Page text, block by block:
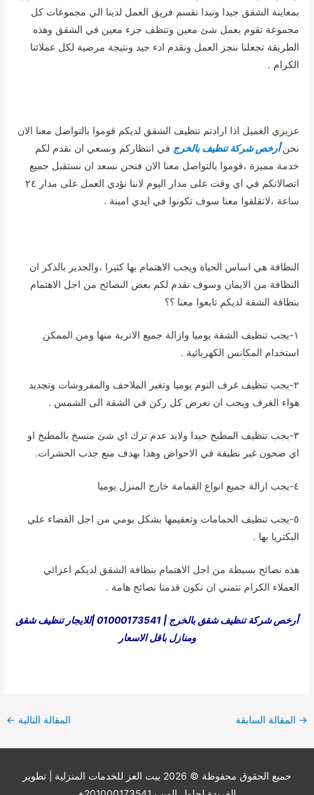
بمعاينة الشقق جيدا ونبدا نقسم فريق العمل لدينا الي مجموعات كل
مجموعة تقوم بعمل شئ معين وتنظف جزء معين في الشقق وهذه
الطريقة تجعلنا ننجز العمل ونقدم ادء جيد ونتيجة مرضية لكل عملائنا
الكرام .
عزيزي الغميل اذا ارادتم تنظيف الشقق لديكم قوموا بالتواصل معنا الان
نحنأرخص شركة تنظيف بالخرج في انتظاركم ونسعي ان نقدم لكم
خدمة مميزة ،قوموا بالتواصل معنا الان فنحن نسعد ان نستقبل جميع
اتصالاتكم في اي وقت على مدار اليوم لاننا نؤدي العمل على مدار ٢٤
ساعة ،لاتقلقوا معنا سوف تكونوا في ايدي امينة .
النظافة هي اساس الحياة ويجب الاهتمام بها كثيرا ،والجدير بالذكر ان
النظافة من الايمان وسوف نقدم لكم بعض النصائح من اجل الاهتمام
بنظافة الشقة لديكم تابعوا معنا ؟؟
١-يجب تنظيف الشقة يوميا وازالة جميع الاتربة منها ومن الممكن
استخدام المكانس الكهربائية .
٢-يجب تنظيف غرف النوم يوميا وتغير الملاحف والمفروشات وتجديد
هواء الغرف ويجب ان نعرض كل ركن في الشقة الى الشمس .
٣-يجب تنظيف المطبخ جيدا ولابد عدم ترك اي شئ متسخ بالمطبخ او
اي صحون غير نظيفة في الاحواض وهذا بهدف منع جذب الحشرات.
٤-يجب ازالة جميع انواع القمامة خارج المنزل يوميا
٥-يجب تنظيف الحمامات وتعقيمها بشكل يومي من اجل القضاء علي
البكتريا بها .
هذه نصائح بسيطة من اجل الاهتمام بنظافة الشقق لديكم اعزائي
العملاء الكرام نتمني ان نكون قدمنا نصائح هامة .
أرخص شركة تنظيف شقق بالخرج | 01000173541 |للايجار تنظيف شقق
ومنازل باقل الاسعار
Post
→ المقالة السابقة المقالة التالية ←
حميع الحقوق محفوظة © 2026 بيت العز للخدمات المنزلية | تطوير